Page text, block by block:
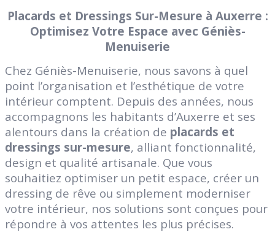
Placards et Dressings Sur-Mesure à Auxerre :
Optimisez Votre Espace avec Géniès-
Menuiserie
Chez Géniès-Menuiserie, nous savons à quel
point l’organisation et l’esthétique de votre
intérieur comptent. Depuis des années, nous
accompagnons les habitants d’Auxerre et ses
alentours dans la création de placards et
dressings sur-mesure, alliant fonctionnalité,
design et qualité artisanale. Que vous
souhaitiez optimiser un petit espace, créer un
dressing de rêve ou simplement moderniser
votre intérieur, nos solutions sont conçues pour
répondre à vos attentes les plus précises.